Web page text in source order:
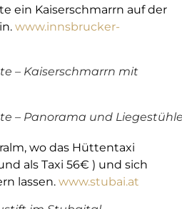
ein Kaiserschmarrn auf der
www.innsbrucker-
– Kaiserschmarrn mit
– Panorama und
wo das Hüttentaxi
als Taxi 56€ ) und sich
lassen. www.stubai.at